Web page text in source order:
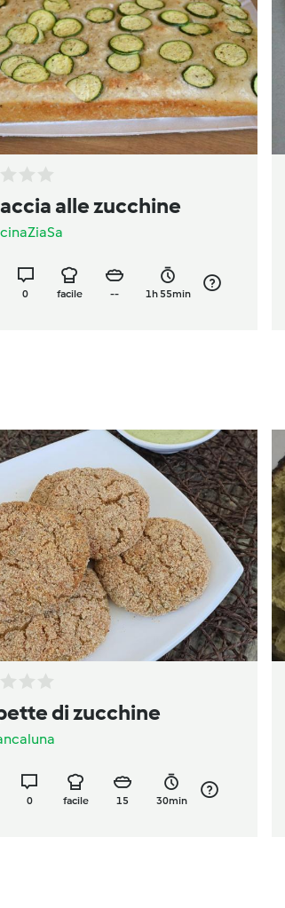
alle zucchine
0 facile -- 1h 55min
di zucchine
0 facile 15 30min